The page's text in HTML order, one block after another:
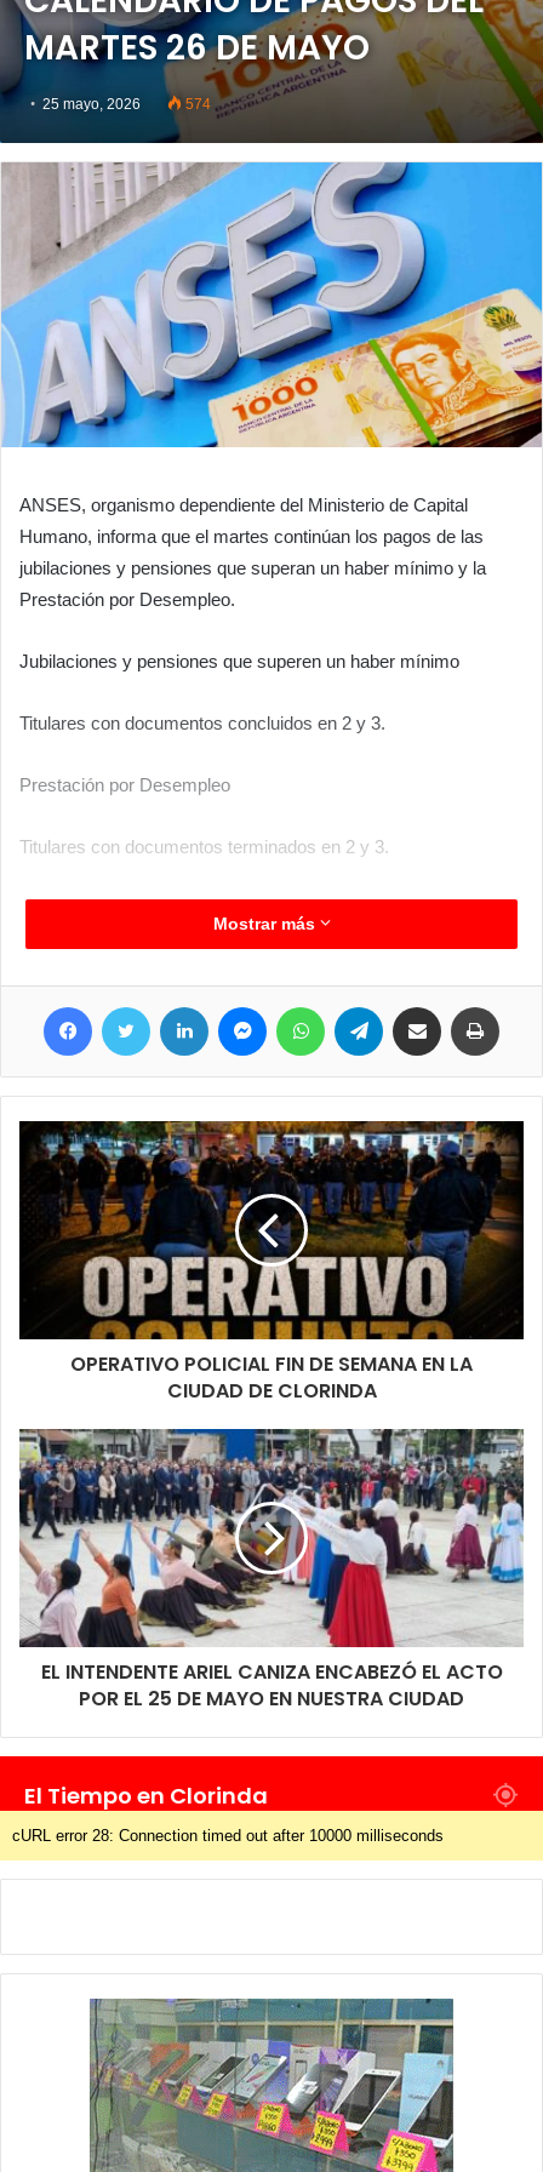
MARTES 26 DE MAYO
25 mayo, 2026 574
ANSES, organismo dependiente del Ministerio de Capital
Humano, informa que el martes continúan los pagos de las
jubilaciones y pensiones que superan un haber mínimo y la
Prestación por Desempleo.
Jubilaciones y pensiones que superen un haber mínimo
Titulares con documentos concluidos en 2 y 3.
Prestación por Desempleo
Titulares con documentos terminados en 2 y 3.
Mostrar más
OPERATIVO POLICIAL FIN DE SEMANA EN LA
CIUDAD DE CLORINDA
EL INTENDENTE ARIEL CANIZA ENCABEZÓ EL ACTO
POR EL 25 DE MAYO EN NUESTRA CIUDAD
El Tiempo en Clorinda
cURL error 28: Connection timed out after 10000 milliseconds